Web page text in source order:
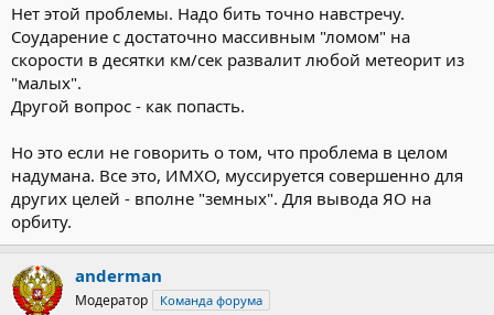
Нет этой проблемы. Надо бить точно навстречу.
Соударение с достаточно массивным "ломом" на
скорости в десятки км/сек развалит любой метеорит из
"малых".
Другой вопрос - как попасть.
Но это если не говорить о том, что проблема в целом
надумана. Все это, ИМХО, муссируется совершенно для
других целей - вполне "земных". Для вывода ЯО на
орбиту.
anderman
Модератор Команда форума